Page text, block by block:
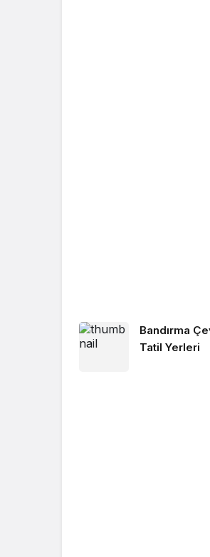
Bandırma
Tatil Yerleri